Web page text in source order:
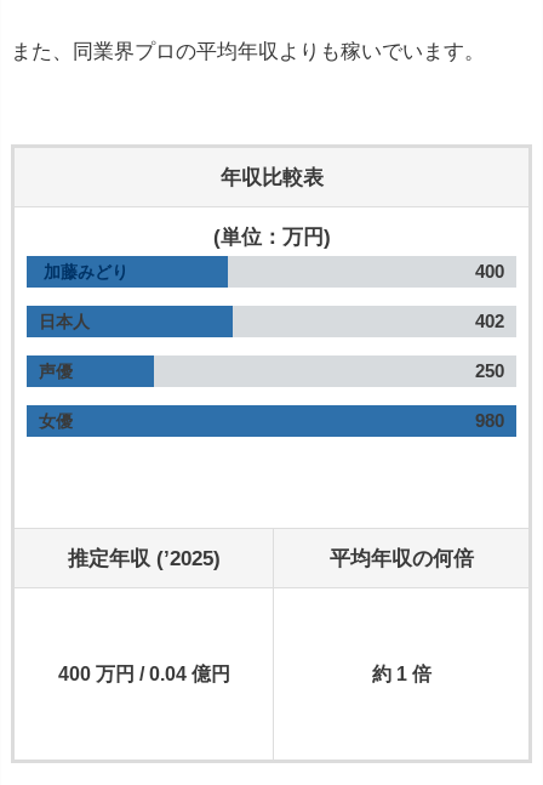
また、同業界プロの平均年収よりも稼いでいます。
年収比較表
(単位：万円)
加藤みどり 400
日本人 402
声優 250
女優 980
推定年収 (’2025) 平均年収の何倍
400 万円 / 0.04 億円 約 1 倍